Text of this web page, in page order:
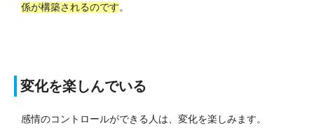
係が構築されるのです。
変化を楽しんでいる
感情のコントロールができる人は、変化を楽しみます。